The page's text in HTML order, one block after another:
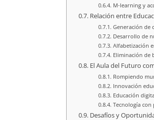
M-learning y
Relación entre
Generación de
Desarrollo de
Alfabetización
Eliminación de
El Aula del Futuro
Rompiendo
Innovación
Educación
Tecnología
Desafíos y